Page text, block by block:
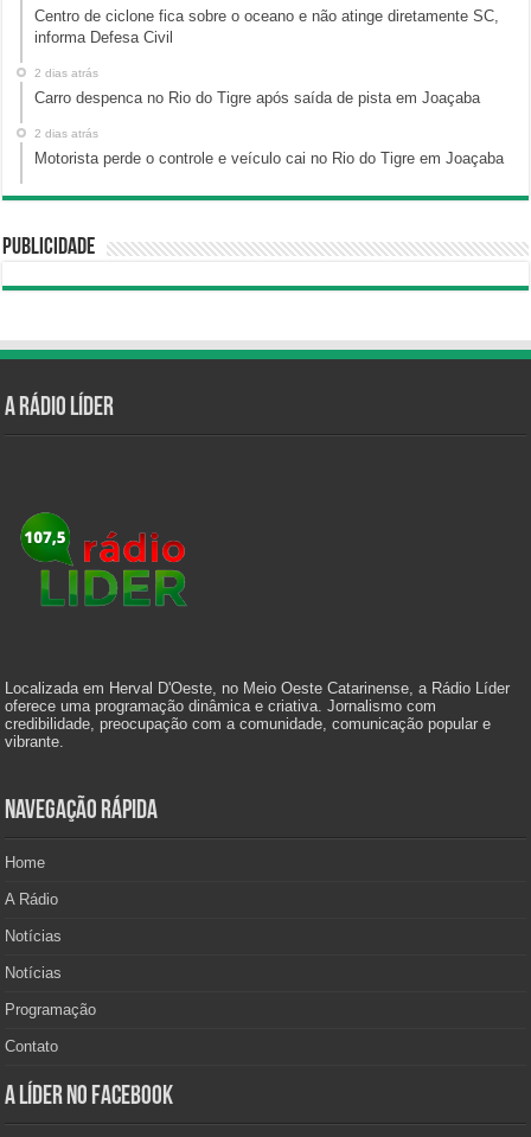
Centro de ciclone fica sobre o oceano e não atinge diretamente SC,
informa Defesa Civil
2 dias atrás
Carro despenca no Rio do Tigre após saída de pista em Joaçaba
2 dias atrás
Motorista perde o controle e veículo cai no Rio do Tigre em Joaçaba
Publicidade
A Rádio Líder
Localizada em Herval D'Oeste, no Meio Oeste Catarinense, a Rádio Líder
oferece uma programação dinâmica e criativa. Jornalismo com
credibilidade, preocupação com a comunidade, comunicação popular e
vibrante.
Navegação Rápida
Home
A Rádio
Notícias
Notícias
Programação
Contato
A Líder no Facebook